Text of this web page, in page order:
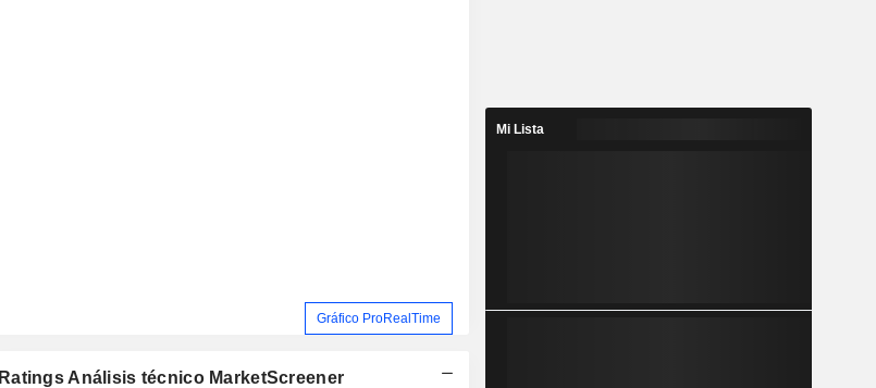
Gráfico ProRealTime
Ratings Análisis técnico MarketScreener
Mi Lista